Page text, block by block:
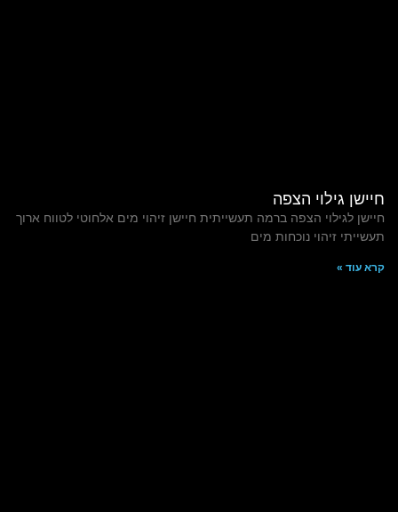
חיישן גילוי הצפה
חיישן לגילוי הצפה ברמה תעשייתית חיישן זיהוי מים אלחוטי לטווח ארוך
תעשייתי זיהוי נוכחות מים
קרא עוד »